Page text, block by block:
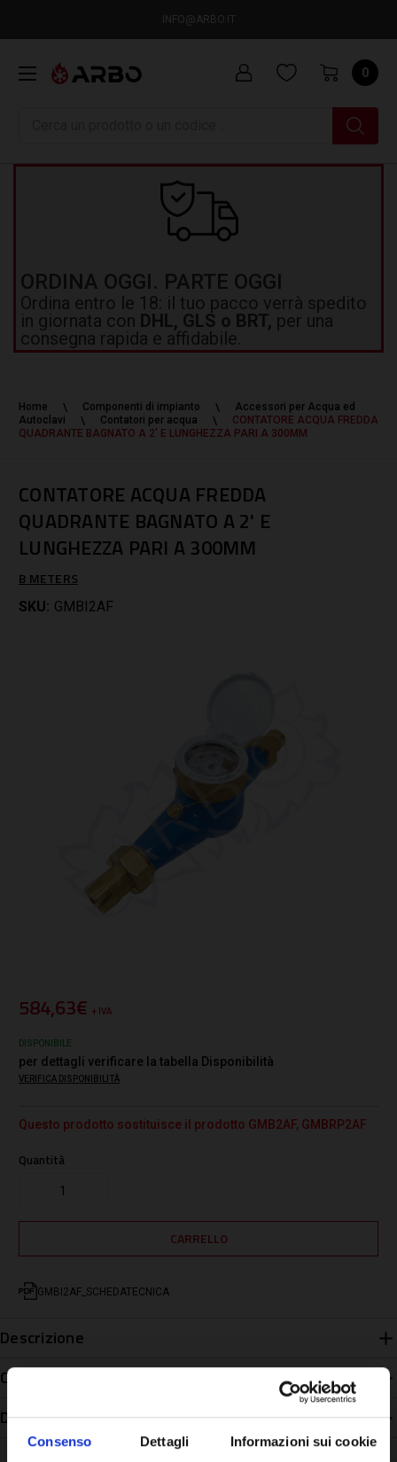
Consenso Dettagli Informazioni sui cookie
INFO@ARBO.IT
0
ORDINA OGGI. PARTE OGGI
Ordina entro le 18: il tuo pacco verrà spedito
in giornata con DHL, GLS o BRT, per una
consegna rapida e affidabile.
Home Componenti di impianto
Accessori per Acqua ed
Autoclavi
Contatori per acqua
CONTATORE ACQUA FREDDA
QUADRANTE BAGNATO A 2' E LUNGHEZZA PARI A 300MM
CONTATORE ACQUA FREDDA
QUADRANTE BAGNATO A 2' E
LUNGHEZZA PARI A 300MM
B METERS
SKU: GMBI2AF
584,63€ + IVA
DISPONIBILE
per dettagli verificare la tabella Disponibilità
VERIFICA DISPONIBILITÀ
Questo prodotto sostituisce il prodotto GMB2AF, GMBRP2AF
Quantità
GMBI2AF_SCHEDATECNICA
Descrizione
Caratteristiche
Disponibilità